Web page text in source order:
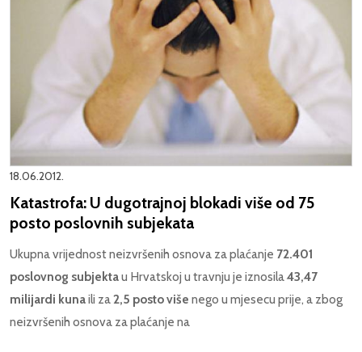
18.06.2012.
Katastrofa: U dugotrajnoj blokadi više od 75
posto poslovnih subjekata
Ukupna vrijednost neizvršenih osnova za plaćanje 72.401
poslovnog subjektau Hrvatskoj u travnju je iznosila43,47
milijardi kunaili za2,5 posto više nego u mjesecu prije, a zbog
neizvršenih osnova za plaćanje na